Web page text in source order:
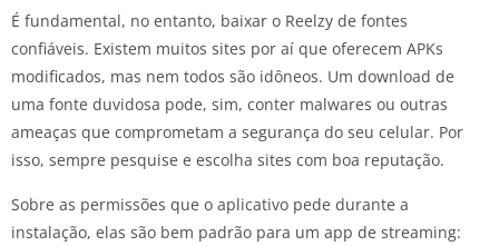
É fundamental, no entanto, baixar o Reelzy de fontes
confiáveis. Existem muitos sites por aí que oferecem APKs
modificados, mas nem todos são idôneos. Um download de
uma fonte duvidosa pode, sim, conter malwares ou outras
ameaças que comprometam a segurança do seu celular. Por
isso, sempre pesquise e escolha sites com boa reputação.
Sobre as permissões que o aplicativo pede durante a
instalação, elas são bem padrão para um app de streaming: